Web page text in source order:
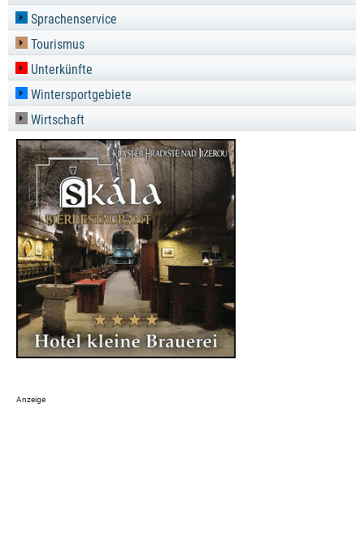
Sprachenservice
Tourismus
Unterkünfte
Wintersportgebiete
Wirtschaft